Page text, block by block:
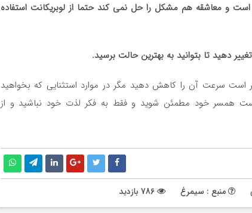
و معاشقه هم مشکل را حل نمی کند حتما از لوبریکانت استفاده
دهید تا بتوانید به بهترین حالت برسید.
است سرعت آن را کاهش دهید مگر در موارد استثنایی که بخواهید
همسر خود مطمئن شوید و فقط به فکر لذت خود نباشید و از
منبع : سیمرغ